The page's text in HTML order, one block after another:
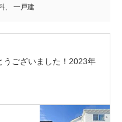
、 一戸建
うございました！2023年